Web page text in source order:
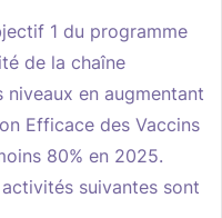
1 du programme
de la chaîne
niveaux en augmentant
Efficace des Vaccins
80% en 2025.
suivantes sont